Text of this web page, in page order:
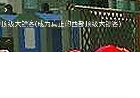
级大镖客(成为真正的西部顶级大镖客)